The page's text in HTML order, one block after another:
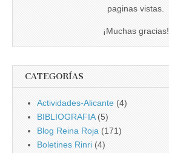
paginas vistas.
¡Muchas gracias!
CATEGORÍAS
Actividades-Alicante (4)
BIBLIOGRAFIA(5)
Blog Reina Roja (171)
Boletines Rinri (4)